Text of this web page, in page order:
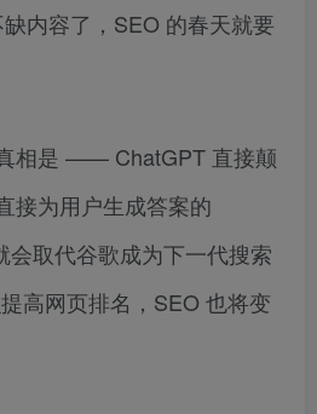
内容了，SEO 的春天就要
相是 —— ChatGPT 直接颠
接为用户生成答案的
会取代谷歌成为下一代搜索
高网页排名，SEO 也将变